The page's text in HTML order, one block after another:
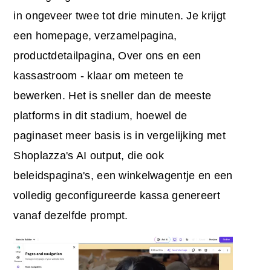
in ongeveer twee tot drie minuten. Je krijgt
een homepage, verzamelpagina,
productdetailpagina, Over ons en een
kassastroom - klaar om meteen te
bewerken. Het is sneller dan de meeste
platforms in dit stadium, hoewel de
paginaset meer basis is in vergelijking met
Shoplazza's AI output, die ook
beleidspagina's, een winkelwagentje en een
volledig geconfigureerde kassa genereert
vanaf dezelfde prompt.